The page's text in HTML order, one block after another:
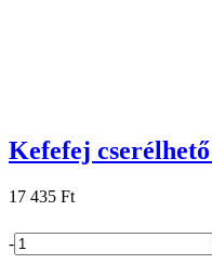
Kefefej
17 435 Ft
-